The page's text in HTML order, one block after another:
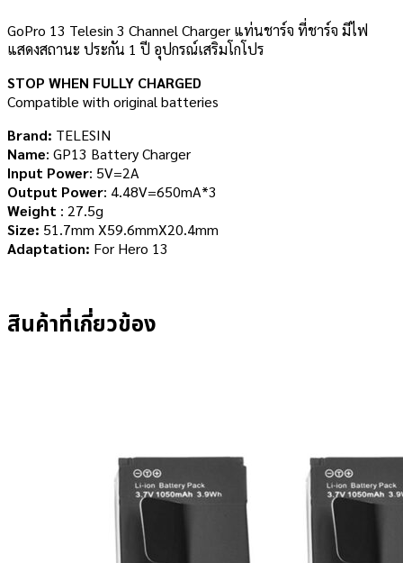
GoPro 13 Telesin 3 Channel Charger แท่นชาร์จ ที่ชาร์จ มีไฟ
แสดงสถานะ ประกัน 1 ปี อุปกรณ์เสริมโกโปร
STOP WHEN FULLY CHARGED
Compatible with original batteries
Brand: TELESIN
Name: GP13 Battery Charger
Input Power: 5V=2A
Output Power: 4.48V=650mA*3
Weight : 27.5g
Size: 51.7mm X59.6mmX20.4mm
Adaptation: For Hero 13
สินค้าที่เกี่ยวข้อง